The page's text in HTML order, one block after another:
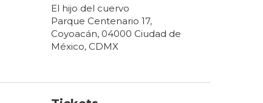
El hijo del cuervo
Parque Centenario 17,
Coyoacán, 04000 Ciudad de
México, CDMX